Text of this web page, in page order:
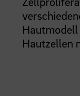
Hautzellen